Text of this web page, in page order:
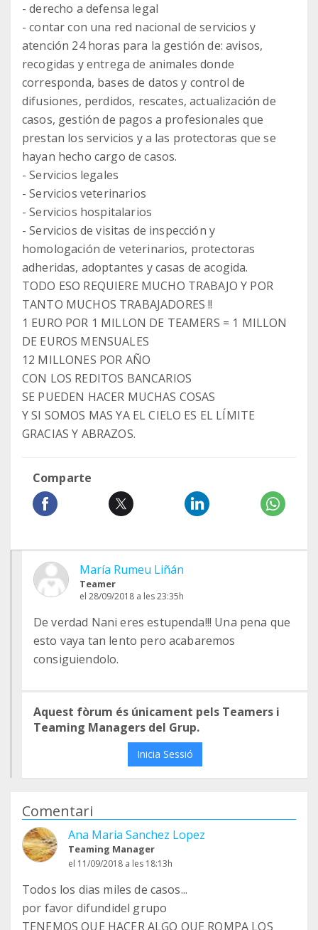
- derecho a defensa legal
- contar con una red nacional de servicios y
atención 24 horas para la gestión de: avisos,
recogidas y entrega de animales donde
corresponda, bases de datos y control de
difusiones, perdidos, rescates, actualización de
casos, gestión de pagos a profesionales que
prestan los servicios y a las protectoras que se
hayan hecho cargo de casos.
- Servicios legales
- Servicios veterinarios
- Servicios hospitalarios
- Servicios de visitas de inspección y
homologación de veterinarios, protectoras
adheridas, adoptantes y casas de acogida.
TODO ESO REQUIERE MUCHO TRABAJO Y POR
TANTO MUCHOS TRABAJADORES !!
1 EURO POR 1 MILLON DE TEAMERS = 1 MILLON
DE EUROS MENSUALES
12 MILLONES POR AÑO
CON LOS REDITOS BANCARIOS
SE PUEDEN HACER MUCHAS COSAS
Y SI SOMOS MAS YA EL CIELO ES EL LÍMITE
GRACIAS Y ABRAZOS.
Comparte
María Rumeu Liñán
Teamer
el 28/09/2018 a les 23:35h
De verdad Nani eres estupenda!!! Una pena que
esto vaya tan lento pero acabaremos
consiguiendolo.
Aquest fòrum és únicament pels Teamers i
Teaming Managers del Grup.
Inicia Sessió
Comentari
Ana Maria Sanchez Lopez
Teaming Manager
el 11/09/2018 a les 18:13h
Todos los dias miles de casos...
por favor difundidel grupo
TENEMOS QUE HACER ALGO QUE ROMPA LOS